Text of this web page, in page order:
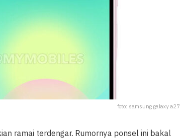
foto: samsung galaxy a27
ramai terdengar. Rumornya ponsel ini bakal